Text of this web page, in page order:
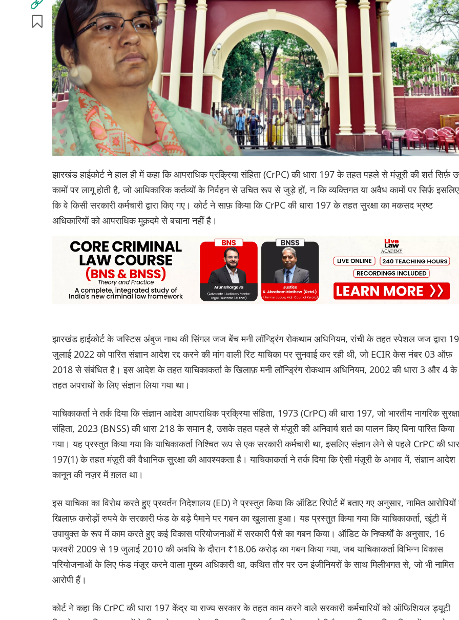
झारखंड हाईकोर्ट ने हाल ही में कहा कि आपराधिक प्रक्रिया संहिता (CrPC) की धारा 197 के तहत पहले से मंज़ूरी की शर्त सिर्फ़
कामों पर लागू होती है, जो आधिकारिक कर्तव्यों के निर्वहन से उचित रूप से जुड़े हों, न कि व्यक्तिगत या अवैध कामों पर सिर्फ़ इसलिए
कि वे किसी सरकारी कर्मचारी द्वारा किए गए। कोर्ट ने साफ़ किया कि CrPC की धारा 197 के तहत सुरक्षा का मकसद भ्रष्ट
अधिकारियों को आपराधिक मुक़दमे से बचाना नहीं है।
झारखंड हाईकोर्ट के जस्टिस अंबुज नाथ की सिंगल जज बेंच मनी लॉन्ड्रिंग रोकथाम अधिनियम, रांची के तहत स्पेशल जज द्वारा 19
जुलाई 2022 को पारित संज्ञान आदेश रद्द करने की मांग वाली रिट याचिका पर सुनवाई कर रही थी, जो ECIR केस नंबर 03 ऑफ़
2018 से संबंधित है। इस आदेश के तहत याचिकाकर्ता के खिलाफ़ मनी लॉन्ड्रिंग रोकथाम अधिनियम, 2002 की धारा 3 और 4 के
तहत अपराधों के लिए संज्ञान लिया गया था।
याचिकाकर्ता ने तर्क दिया कि संज्ञान आदेश आपराधिक प्रक्रिया संहिता, 1973 (CrPC) की धारा 197, जो भारतीय नागरिक सुरक्षा
संहिता, 2023 (BNSS) की धारा 218 के समान है, उसके तहत पहले से मंज़ूरी की अनिवार्य शर्त का पालन किए बिना पारित किया
गया। यह प्रस्तुत किया गया कि याचिकाकर्ता निश्चित रूप से एक सरकारी कर्मचारी था, इसलिए संज्ञान लेने से पहले CrPC की
197(1) के तहत मंज़ूरी की वैधानिक सुरक्षा की आवश्यकता है। याचिकाकर्ता ने तर्क दिया कि ऐसी मंज़ूरी के अभाव में, संज्ञान आदेश
कानून की नज़र में ग़लत था।
इस याचिका का विरोध करते हुए प्रवर्तन निदेशालय (ED) ने प्रस्तुत किया कि ऑडिट रिपोर्ट में बताए गए अनुसार, नामित
खिलाफ़ करोड़ों रुपये के सरकारी फंड के बड़े पैमाने पर गबन का खुलासा हुआ। यह प्रस्तुत किया गया कि याचिकाकर्ता, खूंटी में
उपायुक्त के रूप में काम करते हुए कई विकास परियोजनाओं में सरकारी पैसे का गबन किया। ऑडिट के निष्कर्षों के अनुसार, 16
फरवरी 2009 से 19 जुलाई 2010 की अवधि के दौरान ₹18.06 करोड़ का गबन किया गया, जब याचिकाकर्ता विभिन्न विकास
परियोजनाओं के लिए फंड मंज़ूर करने वाला मुख्य अधिकारी था, कथित तौर पर उन इंजीनियरों के साथ मिलीभगत से, जो भी नामित
आरोपी हैं।
कोर्ट ने कहा कि CrPC की धारा 197 केंद्र या राज्य सरकार के तहत काम करने वाले सरकारी कर्मचारियों को ऑफिशियल ड्यूटी